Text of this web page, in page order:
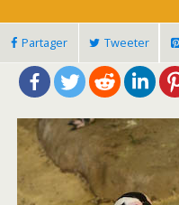
Partager Tweeter